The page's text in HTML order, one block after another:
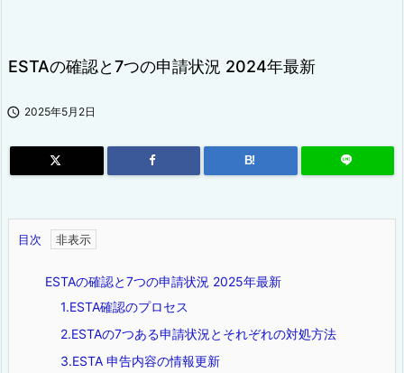
ESTAの確認と7つの申請状況 2024年最新
 2025年5月2日
B!
目次
ESTAの確認と7つの申請状況 2025年最新
1.ESTA確認のプロセス
2.ESTAの7つある申請状況とそれぞれの対処方法
3.ESTA 申告内容の情報更新